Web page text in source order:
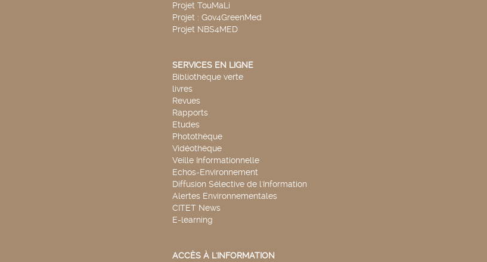
Projet TouMaLi
Projet : Gov4GreenMed
Projet NBS4MED
SERVICES EN LIGNE
Bibliothèque verte
livres
Revues
Rapports
Etudes
Photothèque
Vidéothèque
Veille Informationnelle
Echos-Environnement
Diffusion Sélective de l'Information
Alertes Environnementales
CITET News
E-learning
ACCÈS À L'INFORMATION